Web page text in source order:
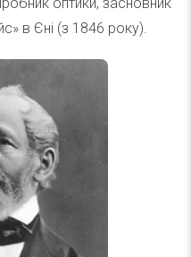
в Єні (з 1846 року).